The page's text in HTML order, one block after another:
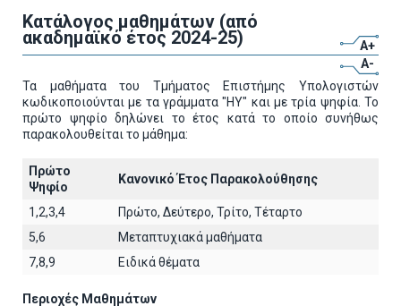
Κατάλογος μαθημάτων (από
ακαδημαϊκό έτος 2024-25)
A+
A-
Τα μαθήματα του Τμήματος Επιστήμης Υπολογιστών
κωδικοποιούνται με τα γράμματα "ΗΥ" και με τρία ψηφία. Το
πρώτο ψηφίο δηλώνει το έτος κατά το οποίο συνήθως
παρακολουθείται το μάθημα:
Πρώτο
Ψηφίο
Κανονικό Έτος Παρακολούθησης
1,2,3,4
Πρώτο, Δεύτερο, Τρίτο, Τέταρτο
5,6
Μεταπτυχιακά μαθήματα
7,8,9
Ειδικά θέματα
Περιοχές Μαθημάτων